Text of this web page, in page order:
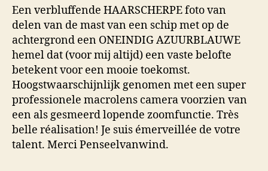
Een verbluffende HAARSCHERPE foto van
delen van de mast van een schip met op de
achtergrond een ONEINDIG AZUURBLAUWE
hemel dat (voor mij altijd) een vaste belofte
betekent voor een mooie toekomst.
Hoogstwaarschijnlijk genomen met een super
professionele macrolens camera voorzien van
een als gesmeerd lopende zoomfunctie. Très
belle réalisation! Je suis émerveillée de votre
talent. Merci Penseelvanwind.